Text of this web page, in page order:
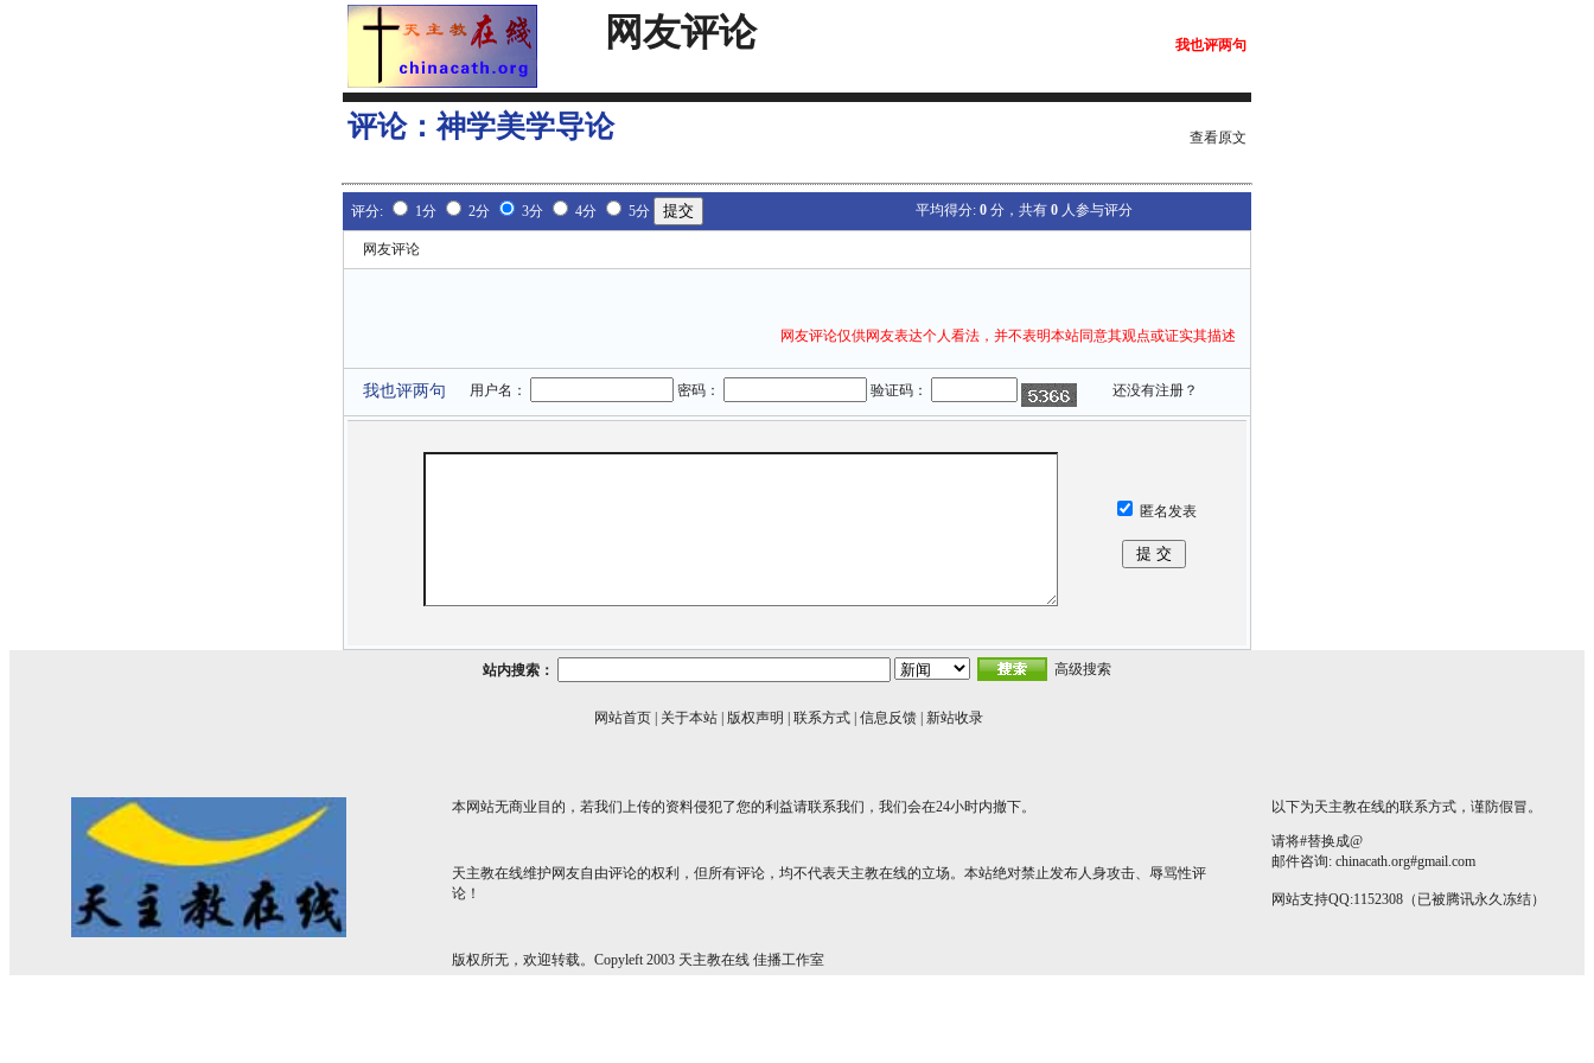
网友评论 我也评两句
评论：神学美学导论 查看原文
评分: 1分 2分 3分 4分 5分 平均得分: 0 分，共有 0 人参与评分
网友评论
网友评论仅供网友表达个人看法，并不表明本站同意其观点或证实其描述
我也评两句 用户名： 密码： 验证码： 还没有注册？
匿名发表
站内搜索： 高级搜索
网站首页 关于本站 版权声明 联系方式 信息反馈 新站收录
本网站无商业目的，若我们上传的资料侵犯了您的利益请联系我们，我们会在24小时内撤下。
天主教在线维护网友自由评论的权利，但所有评论，均不代表天主教在线的立场。本站绝对禁止发布人身攻击、辱骂性评
论！
版权所无，欢迎转载。Copyleft 2003 天主教在线 佳播工作室
以下为天主教在线的联系方式，谨防假冒。
请将#替换成@
邮件咨询: chinacath.org#gmail.com
网站支持QQ:1152308（已被腾讯永久冻结）